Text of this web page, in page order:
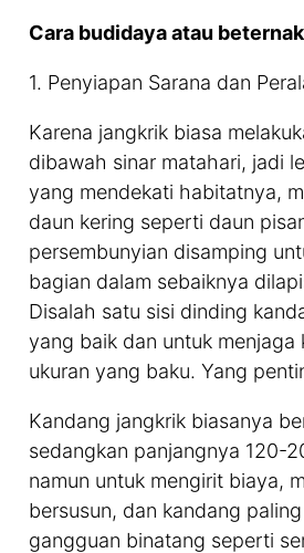
Cara budidaya atau
1. Penyiapan Sarana dan
Karena jangkrik biasa
dibawah sinar matahari, jadi
yang mendekati habitatnya,
daun kering seperti daun
persembunyian disamping
bagian dalam sebaiknya
Disalah satu sisi dinding
yang baik dan untuk
ukuran yang baku. Yang
Kandang jangkrik biasanya
sedangkan panjangnya 120-
namun untuk mengirit biaya,
bersusun, dan kandang
gangguan binatang seperti